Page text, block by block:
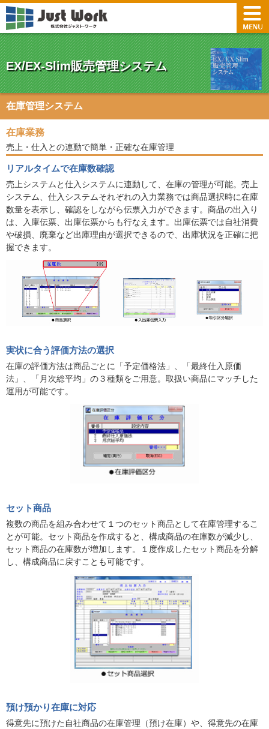
EX/EX-Slim販売管理システム
在庫管理システム
在庫業務
売上・仕入との連動で簡単・正確な在庫管理
リアルタイムで在庫数確認
売上システムと仕入システムに連動して、在庫の管理が可能。売上
システム、仕入システムそれぞれの入力業務では商品選択時に在庫
数量を表示し、確認をしながら伝票入力ができます。商品の出入り
は、入庫伝票、出庫伝票からも行なえます。出庫伝票では自社消費
や破損、廃棄など出庫理由が選択できるので、出庫状況を正確に把
握できます。
実状に合う評価方法の選択
在庫の評価方法は商品ごとに「予定価格法」、「最終仕入原価
法」、「月次総平均」の３種類をご用意。取扱い商品にマッチした
運用が可能です。
セット商品
複数の商品を組み合わせて１つのセット商品として在庫管理するこ
とが可能。セット商品を作成すると、構成商品の在庫数が減少し、
セット商品の在庫数が増加します。１度作成したセット商品を分解
し、構成商品に戻すことも可能です。
預け預かり在庫に対応
得意先に預けた自社商品の在庫管理（預け在庫）や、得意先の在庫